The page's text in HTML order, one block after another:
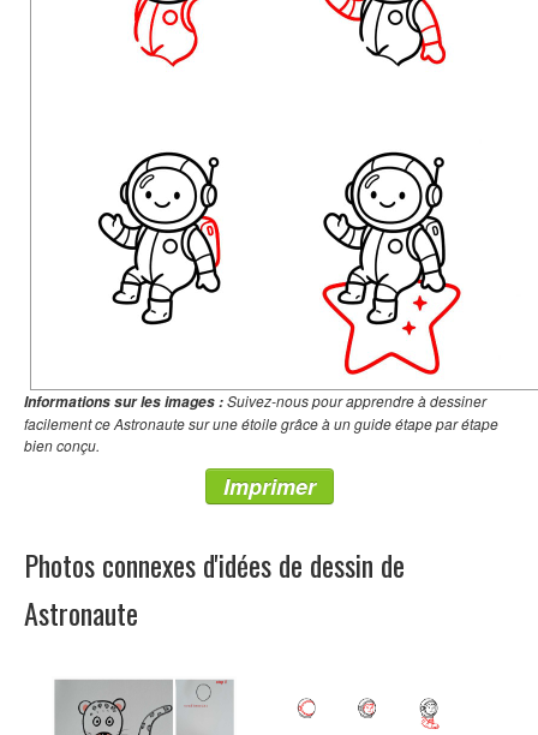
Informations sur les images :Suivez-nous pour apprendre à dessiner
facilement ce Astronaute sur une étoile grâce à un guide étape par étape
bien conçu.
Imprimer
Photos connexes d'idées de dessin de
Astronaute